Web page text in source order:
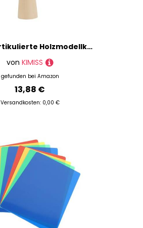
KIMISS Artikulierte Holzmodellkünstler - Flexible Gelenkschannin -Skulpturenzeichnung, Skizzierung und Heimdekoration Links 25,5 cm (10 Zoll rechte Hand)
von KIMISS
gefunden bei Amazon
13,88 €
Versandkosten: 0,00 €